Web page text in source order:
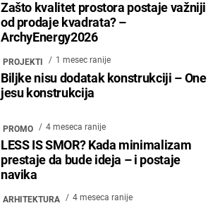
Zašto kvalitet prostora postaje važniji
od prodaje kvadrata? –
ArchyEnergy2026
PROJEKTI 1 mesec ranije
Biljke nisu dodatak konstrukciji – One
jesu konstrukcija
PROMO 4 meseca ranije
LESS IS SMOR? Kada minimalizam
prestaje da bude ideja – i postaje
navika
ARHITEKTURA 4 meseca ranije